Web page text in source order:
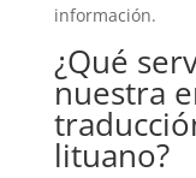
información.
¿Qué
nuestra
lituano?